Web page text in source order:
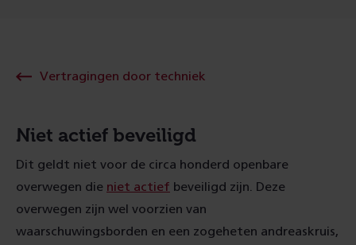
Vertragingen door techniek
Niet actief beveiligd
Dit geldt niet voor de circa honderd openbare
overwegen die niet actief beveiligd zijn. Deze
overwegen zijn wel voorzien van
waarschuwingsborden en een zogeheten andreaskruis,